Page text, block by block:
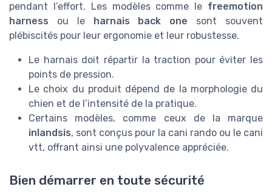
pendant l’effort. Les modèles comme le freemotion
harness ou le harnais back one sont souvent
plébiscités pour leur ergonomie et leur robustesse.
Le harnais doit répartir la traction pour éviter les
points de pression.
Le choix du produit dépend de la morphologie du
chien et de l’intensité de la pratique.
Certains modèles, comme ceux de la marque
inlandsis, sont conçus pour la cani rando ou le cani
vtt, offrant ainsi une polyvalence appréciée.
Bien démarrer en toute sécurité